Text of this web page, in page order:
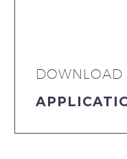
DOWNLOAD